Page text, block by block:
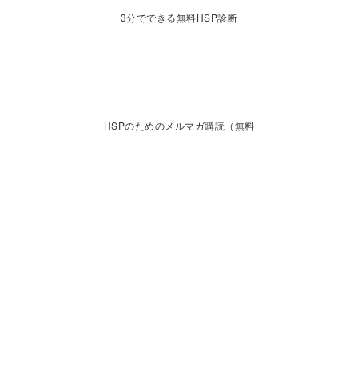
3分でできる無料HSP診断
HSPのためのメルマガ購読（無料